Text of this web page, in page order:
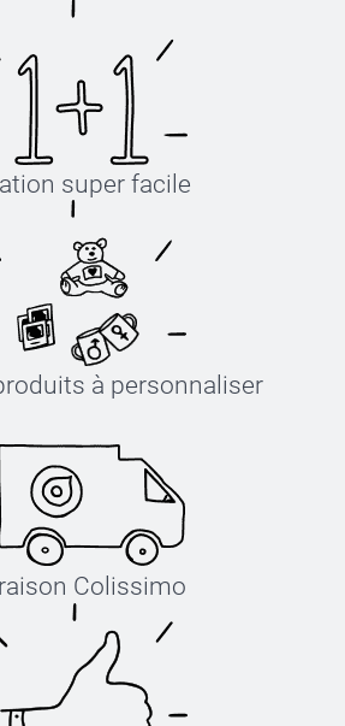
super facile
à personnaliser
Colissimo